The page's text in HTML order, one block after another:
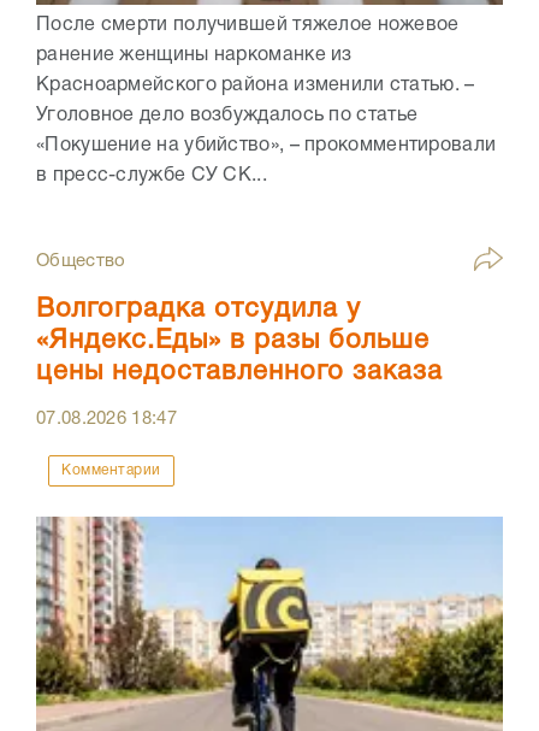
После смерти получившей тяжелое ножевое
ранение женщины наркоманке из
Красноармейского района изменили статью. –
Уголовное дело возбуждалось по статье
«Покушение на убийство», – прокомментировали
в пресс-службе СУ СК...
Общество
Волгоградка отсудила у
«Яндекс.Еды» в разы больше
цены недоставленного заказа
07.08.2026 18:47
Комментарии